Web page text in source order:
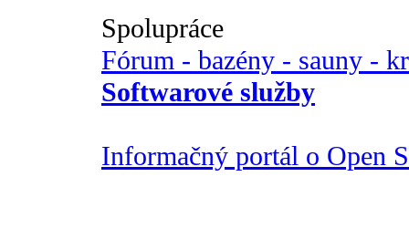
Spolupráce
Fórum - bazény - sauny -
Softwarové služby
Informačný portál o Open